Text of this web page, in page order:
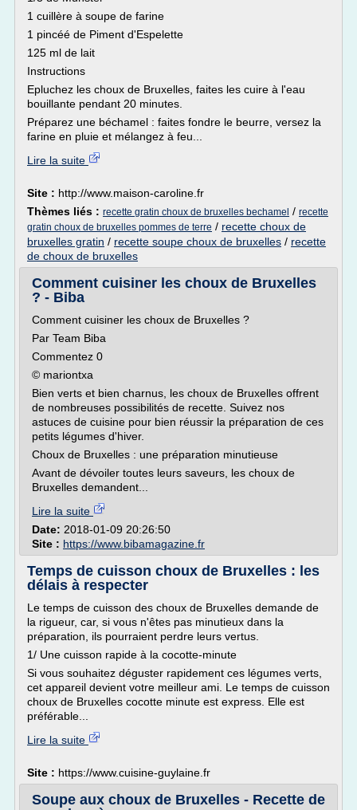
1 cuillère à soupe de farine
1 pincéé de Piment d'Espelette
125 ml de lait
Instructions
Epluchez les choux de Bruxelles, faites les cuire à l'eau
bouillante pendant 20 minutes.
Préparez une béchamel : faites fondre le beurre, versez la
farine en pluie et mélangez à feu...
Lire la suite
Site : http://www.maison-caroline.fr
Thèmes liés : recette gratin choux de bruxelles bechamel / recette
gratin choux de bruxelles pommes de terre / recette choux de
bruxelles gratin / recette soupe choux de bruxelles / recette
de choux de bruxelles
Comment cuisiner les choux de Bruxelles
? - Biba
Comment cuisiner les choux de Bruxelles ?
Par Team Biba
Commentez 0
© mariontxa
Bien verts et bien charnus, les choux de Bruxelles offrent
de nombreuses possibilités de recette. Suivez nos
astuces de cuisine pour bien réussir la préparation de ces
petits légumes d'hiver.
Choux de Bruxelles : une préparation minutieuse
Avant de dévoiler toutes leurs saveurs, les choux de
Bruxelles demandent...
Lire la suite
Date: 2018-01-09 20:26:50
Site : https://www.bibamagazine.fr
Temps de cuisson choux de Bruxelles : les
délais à respecter
Le temps de cuisson des choux de Bruxelles demande de
la rigueur, car, si vous n'êtes pas minutieux dans la
préparation, ils pourraient perdre leurs vertus.
1/ Une cuisson rapide à la cocotte-minute
Si vous souhaitez déguster rapidement ces légumes verts,
cet appareil devient votre meilleur ami. Le temps de cuisson
choux de Bruxelles cocotte minute est express. Elle est
préférable...
Lire la suite
Site : https://www.cuisine-guylaine.fr
Soupe aux choux de Bruxelles - Recette de